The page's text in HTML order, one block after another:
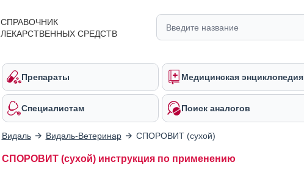
СПРАВОЧНИК
ЛЕКАРСТВЕННЫХ СРЕДСТВ
Препараты Медицинская энциклопедия
Специалистам Поиск аналогов
Видаль Видаль-Ветеринар СПОРОВИТ (сухой)
СПОРОВИТ (сухой) инструкция по применению